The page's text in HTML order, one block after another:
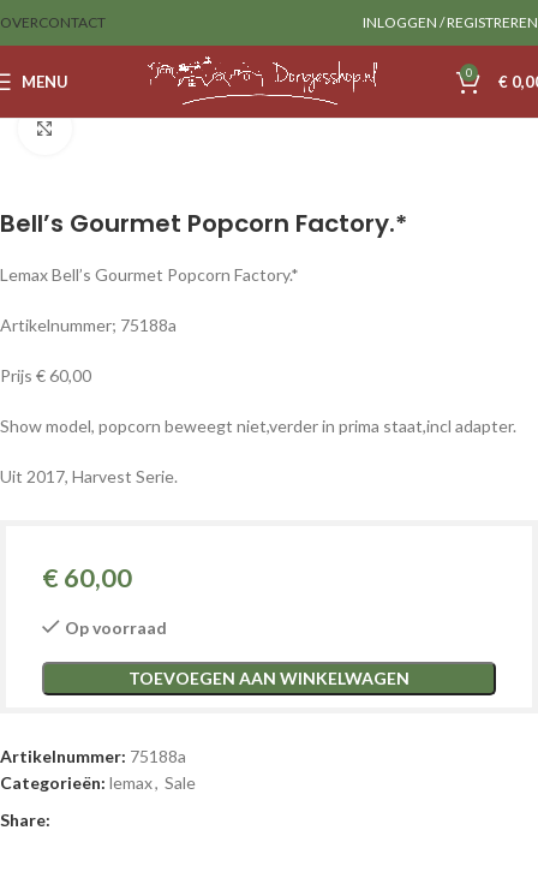
OVERCONTACT INLOGGEN / REGISTREREN
MENU 0 €
Bell’s Gourmet Popcorn Factory.*
Lemax Bell’s Gourmet Popcorn Factory.*
Artikelnummer; 75188a
Prijs € 60,00
Show model, popcorn beweegt niet,verder in prima staat,incl adapter.
Uit 2017, Harvest Serie.
€ 60,00
Op voorraad
TOEVOEGEN AAN WINKELWAGEN
Artikelnummer: 75188a
Categorieën: lemax, Sale
Share: